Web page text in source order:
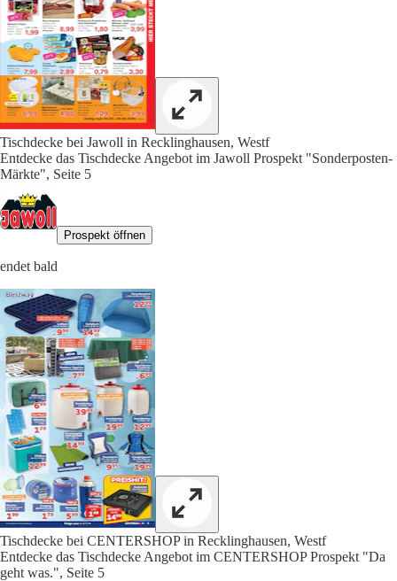
Tischdecke bei Jawoll in Recklinghausen, Westf
Entdecke das Tischdecke Angebot im Jawoll Prospekt "Sonderposten-
Märkte", Seite 5
Prospekt öffnen
endet bald
Tischdecke bei CENTERSHOP in Recklinghausen, Westf
Entdecke das Tischdecke Angebot im CENTERSHOP Prospekt "Da
geht was.", Seite 5